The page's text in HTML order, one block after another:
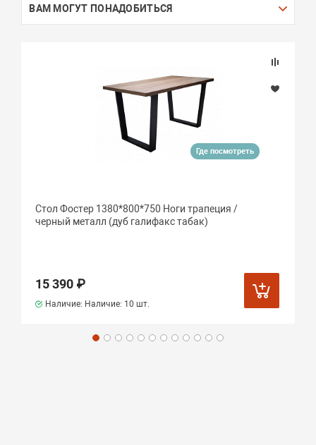
ВАМ МОГУТ ПОНАДОБИТЬСЯ
Где посмотреть
Стол Фостер 1380*800*750 Ноги трапеция /
черный металл (дуб галифакс табак)
15 390 ₽
Наличие: Наличие: 10 шт.